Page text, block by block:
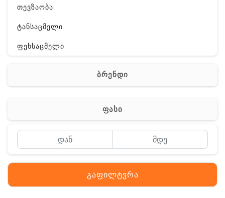
თევზაობა
ტანსაცმელი
ფეხსაცმელი
აქსესუარები
Off-Road
ბრენდი
ფასი
გაფილტვრა